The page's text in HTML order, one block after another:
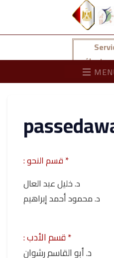
* قسم النحو :
د. خليل عبد العال
د. محمود أحمد إبراهيم
* قسم الأدب :
د. أبو القاسم رشوان